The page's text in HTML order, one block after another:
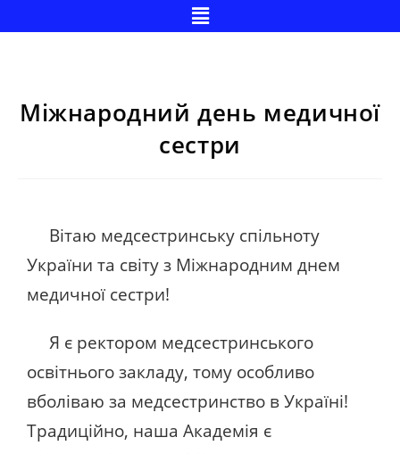
Міжнародний день медичної
сестри
Вітаю медсестринську спільноту
України та світу з Міжнародним днем
медичної сестри!
Я є ректором медсестринського
освітнього закладу, тому особливо
вболіваю за медсестринство в Україні!
Традиційно, наша Академія є